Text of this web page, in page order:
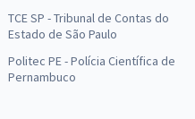
TCE SP - Tribunal de Contas do
Estado de São Paulo
Politec PE - Polícia Científica de
Pernambuco